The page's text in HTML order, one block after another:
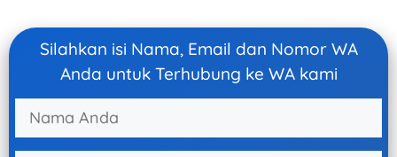
Silahkan isi Nama, Email dan Nomor WA
Anda untuk Terhubung ke WA kami